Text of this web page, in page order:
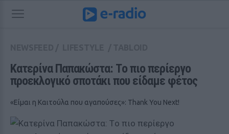
Κατερίνα Παπακώστα: Tο πιο περίεργο
προεκλογικό σποτάκι που είδαμε φέτος
«Είμαι η Καιτούλα που αγαπούσες»: Thank You Next!